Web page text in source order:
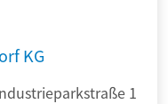
KG
1